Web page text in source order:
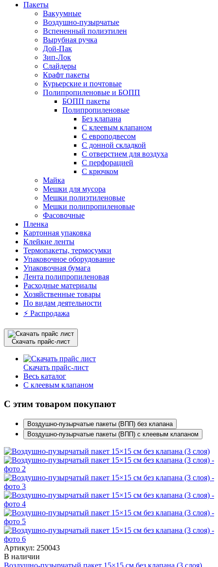
Пакеты
Вакуумные
Воздушно-пузырчатые
Вспененный полиэтилен
Вырубная ручка
Дой-Пак
Зип-Лок
Слайдеры
Крафт пакеты
Курьерские и почтовые
Полипропиленовые и БОПП
БОПП пакеты
Полипропиленовые
Без клапана
C клеевым клапаном
С европодвесом
С донной складкой
С отверстием для воздуха
С перфорацией
С крючком
Майка
Мешки для мусора
Мешки полиэтиленовые
Мешки полипропиленовые
Фасовочные
Пленка
Картонная упаковка
Клейкие ленты
Термопакеты, термосумки
Упаковочное оборудование
Упаковочная бумага
Лента полипропиленовая
Расходные материалы
Хозяйственные товары
По видам деятельности
⚡️ Распродажа
Скачать прайс-лист
Скачать прайс-лист
Весь каталог
C клеевым клапаном
С этим товаром покупают
Воздушно-пузырчатые пакеты (ВПП) без клапана
Воздушно-пузырчатые пакеты (ВПП) с клеевым клапаном
Артикул: 250043
В наличии
Воздушно-пузырчатый пакет 15×15 см без клапана (3 слоя)